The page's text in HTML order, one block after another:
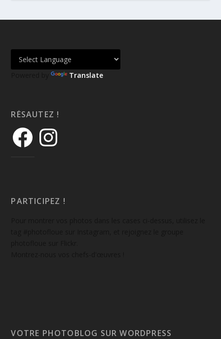
Powered by Translate
RÉSAUTEZ !
PARTICIPEZ !
VOTRE PHOTOBLOG SUR WORDPRESS